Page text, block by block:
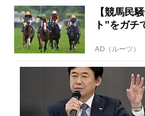
【競馬民
ト”をガチ
AD（ルーツ）